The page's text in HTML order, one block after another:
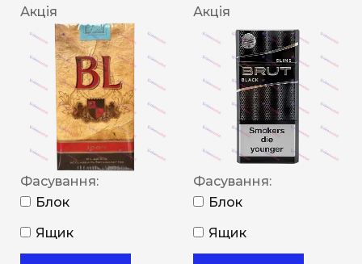
Акція
Фасування:
Блок
Ящик
Акція
Фасування:
Блок
Ящик